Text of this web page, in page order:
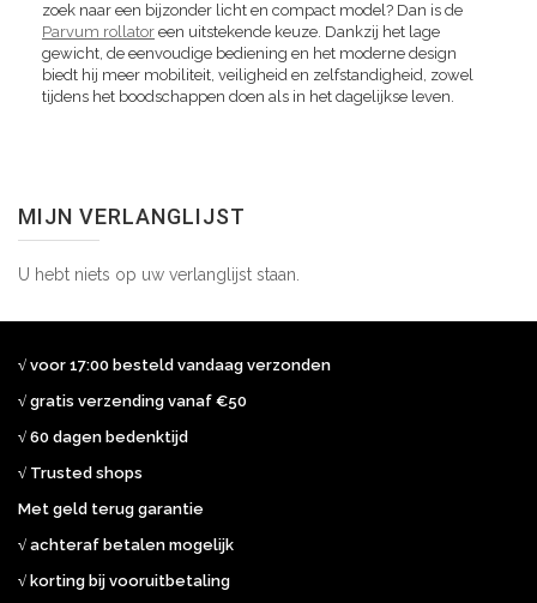
zoek naar een bijzonder licht en compact model? Dan is de
Parvum rollator een uitstekende keuze. Dankzij het lage
gewicht, de eenvoudige bediening en het moderne design
biedt hij meer mobiliteit, veiligheid en zelfstandigheid, zowel
tijdens het boodschappen doen als in het dagelijkse leven.
MIJN VERLANGLIJST
U hebt niets op uw verlanglijst staan.
√ voor 17:00 besteld vandaag verzonden
√ gratis verzending vanaf €50
√ 60 dagen bedenktijd
√ Trusted shops
Met geld terug garantie
√ achteraf betalen mogelijk
√ korting bij vooruitbetaling